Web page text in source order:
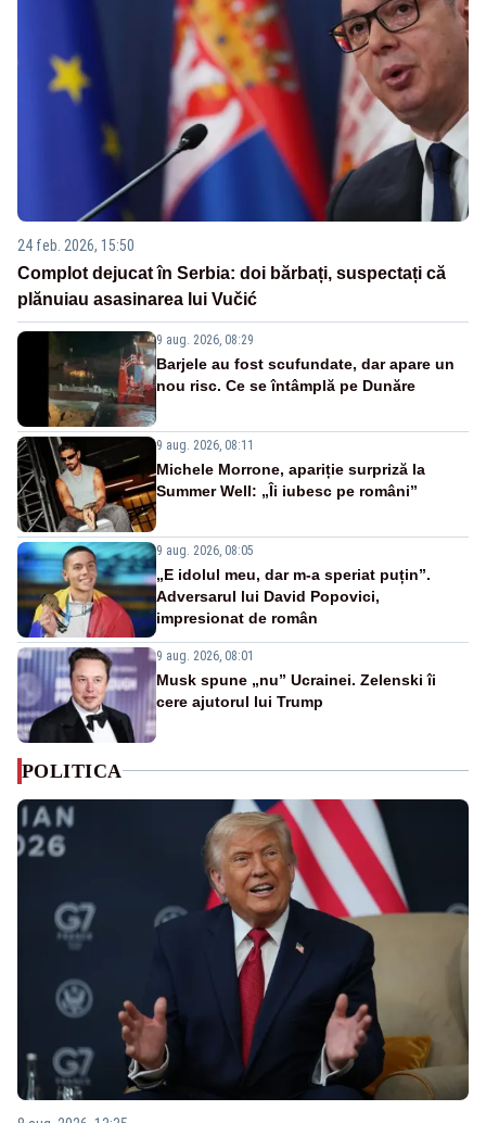
24 feb. 2026, 15:50
Complot dejucat în Serbia: doi bărbați, suspectați că
plănuiau asasinarea lui Vučić
9 aug. 2026, 08:29
Barjele au fost scufundate, dar apare un
nou risc. Ce se întâmplă pe Dunăre
9 aug. 2026, 08:11
Michele Morrone, apariție surpriză la
Summer Well: „Îi iubesc pe români”
9 aug. 2026, 08:05
„E idolul meu, dar m-a speriat puțin”.
Adversarul lui David Popovici,
impresionat de român
9 aug. 2026, 08:01
Musk spune „nu” Ucrainei. Zelenski îi
cere ajutorul lui Trump
POLITICA